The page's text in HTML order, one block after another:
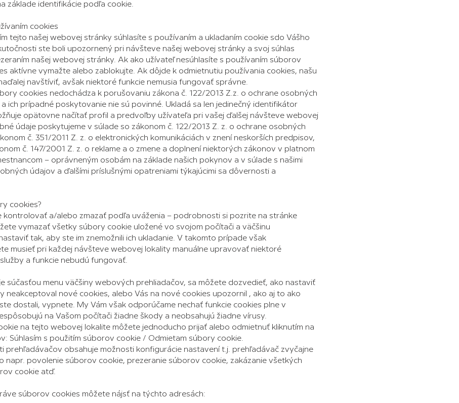
základe identifikácie podľa cookie.
cookies
tejto našej webovej stránky súhlasíte s používaním a ukladaním cookie sdo Vášho
ste boli upozornený pri návšteve našej webovej stránky a svoj súhlas
našej webovej stránky. Ak ako užívateľ nesúhlasíte s používaním súborov
aktívne vymažte alebo zablokujte. Ak dôjde k odmietnutiu používania cookies, našu
navštíviť, avšak niektoré funkcie nemusia fungovať správne.
cookies nedochádza k porušovaniu zákona č. 122/2013 Z.z. o ochrane osobných
ich prípadné poskytovanie nie sú povinné. Ukladá sa len jedinečný identifikátor
opätovne načítať profil a predvoľby užívateľa pri vašej ďalšej návšteve webovej
údaje poskytujeme v súlade so zákonom č. 122/2013 Z. z. o ochrane osobných
č. 351/2011 Z. z. o elektronických komunikáciách v znení neskorších predpisov,
č. 147/2001 Z. z. o reklame a o zmene a doplnení niektorých zákonov v platnom
– oprávneným osobám na základe našich pokynov a v súlade s našimi
údajov a ďalšími príslušnými opatreniami týkajúcimi sa dôvernosti a
cookies?
kontrolovať a/alebo zmazať podľa uváženia – podrobnosti si pozrite na stránke
vymazať všetky súbory cookie uložené vo svojom počítači a väčšinu
tak, aby ste im znemožnili ich ukladanie. V takomto prípade však
musieť pri každej návšteve webovej lokality manuálne upravovať niektoré
a funkcie nebudú fungovať.
súčasťou menu väčšiny webových prehliadačov, sa môžete dozvedieť, ako nastaviť
neakceptoval nové cookies, alebo Vás na nové cookies upozornil , ako aj to ako
dostali, vypnete. My Vám však odporúčame nechať funkcie cookies plne v
na Vašom počítači žiadne škody a neobsahujú žiadne vírusy.
na tejto webovej lokalite môžete jednoducho prijať alebo odmietnuť kliknutím na
Súhlasím s použitím súborov cookie / Odmietam súbory cookie.
prehľadávačov obsahuje možnosti konfigurácie nastavení t.j. prehľadávač zvyčajne
napr. povolenie súborov cookie, prezeranie súborov cookie, zakázanie všetkých
cookie atď.
súborov cookies môžete nájsť na týchto adresách: